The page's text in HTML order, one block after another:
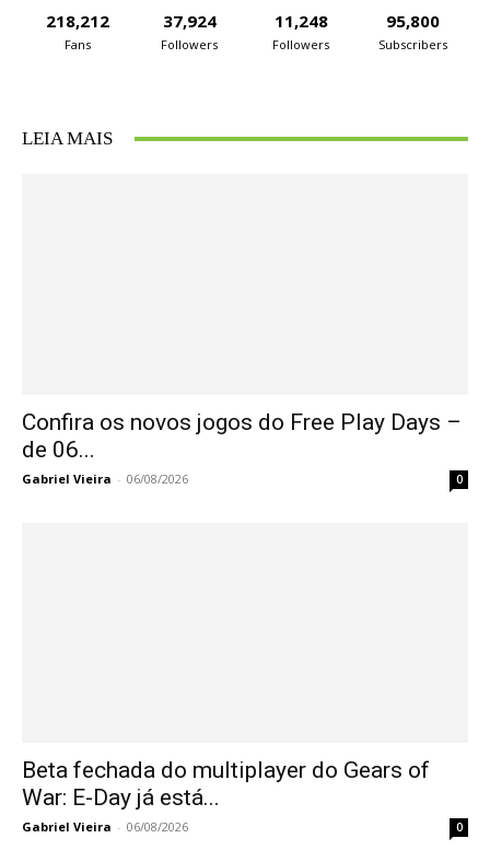
218,212
Fans
37,924
Followers
11,248
Followers
95,800
Subscribers
LEIA MAIS
Confira os novos jogos do Free Play Days –
de 06...
Gabriel Vieira - 06/08/2026 0
Beta fechada do multiplayer do Gears of
War: E-Day já está...
Gabriel Vieira - 06/08/2026 0